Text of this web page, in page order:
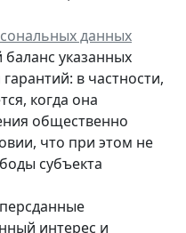
данных
указанных
в частности,
когда она
общественно
что при этом не
субъекта
интерес и